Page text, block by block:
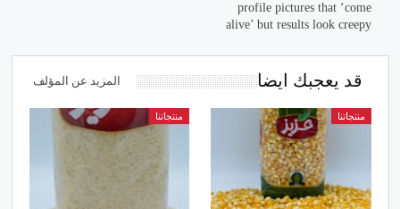
profile pictures that ‘come
alive’ but results look creepy
قد يعجبك ايضا المزيد عن المؤلف
منتجاتنا منتجاتنا